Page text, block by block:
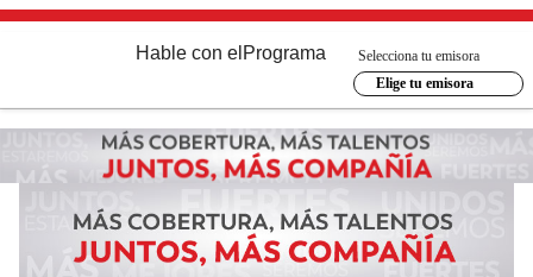
Hable con el Programa
Selecciona tu emisora
Elige tu emisora